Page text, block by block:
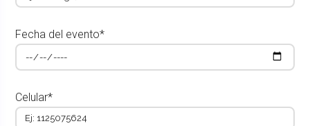
Fecha del evento*
Celular*